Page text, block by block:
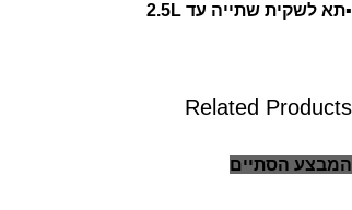
▪️תא לשקית שתייה עד 2.5L
Related Products
המבצע הסתיים